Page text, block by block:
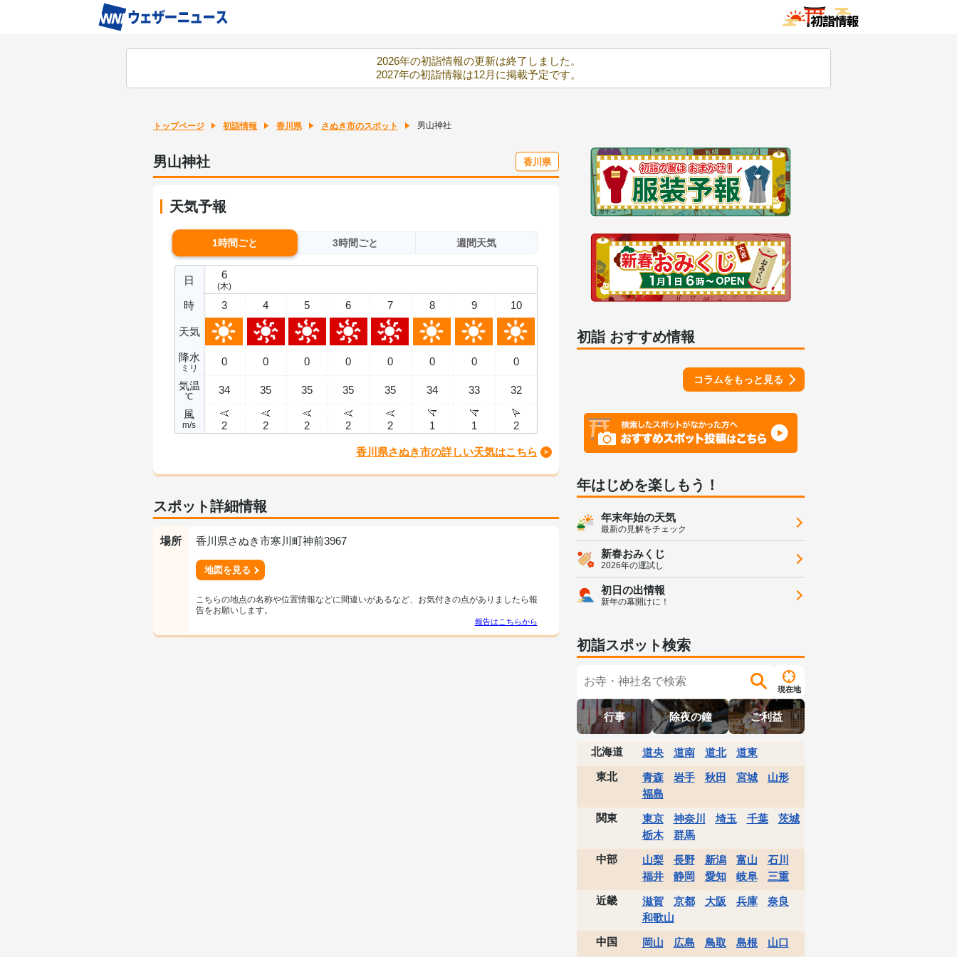
2026年の初詣情報の更新は終了しました。
2027年の初詣情報は12月に掲載予定です。
トップページ 初詣情報 香川県 さぬき市のスポット 男山神社
男山神社 香川県
天気予報
1時間ごと 3時間ごと 週間天気
日
時
天気
降水
ミリ
気温
℃
風
m/s
6
(木)
3
0
34
2
4
0
35
2
5
0
35
2
6
0
35
2
7
0
35
2
8
0
34
1
9
0
33
1
10
0
32
2
香川県さぬき市の詳しい天気はこちら
スポット詳細情報
場所 香川県さぬき市寒川町神前3967
地図を見る
こちらの地点の名称や位置情報などに間違いがあるなど、お気付きの点がありましたら報
告をお願いします。
報告はこちらから
初詣 おすすめ情報
コラムをもっと見る
年はじめを楽しもう！
年末年始の天気
最新の見解をチェック
新春おみくじ
2026年の運試し
初日の出情報
新年の幕開けに！
初詣スポット検索
現在地
行事 除夜の鐘 ご利益
北海道 道央 道南 道北
道東
東北
青森 岩手 秋田 宮城
山形
福島
関東
東京 神奈川 埼玉 千葉
茨城
栃木
群馬
中部
山梨 長野 新潟 富山
石川
福井
静岡 愛知 岐阜
三重
近畿
滋賀 京都 大阪 兵庫
奈良
和歌山
中国
岡山 広島 鳥取 島根
山口